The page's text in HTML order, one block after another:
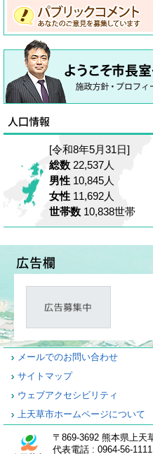
[令和8年5月31日]
総数 22,537人
男性 10,845人
女性 11,692人
世帯数 10,838世帯
メールでのお問い合わせ
サイトマップ
ウェブアクセシビリティ
上天草市ホームページについて
〒869-3692 熊本県上天
代表電話 : 0964-56-1111